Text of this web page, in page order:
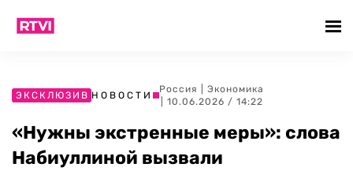
ЭКСКЛЮЗИВ НОВОСТИ
Россия
Экономика
| 10.06.2026 / 14:22
«Нужны экстренные меры»: слова
Набиуллиной вызвали